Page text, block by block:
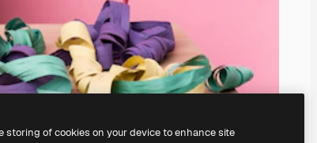
storing of cookies on your device to enhance site